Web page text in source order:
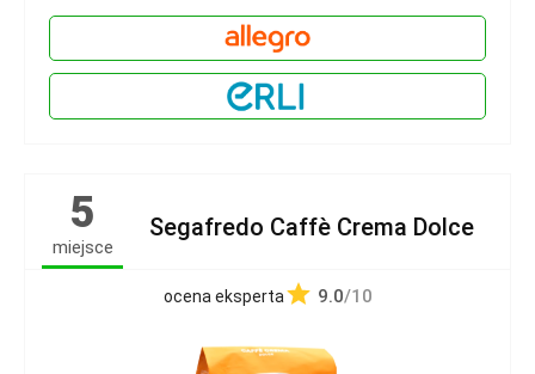
5
miejsce
Segafredo Caffè Crema Dolce
ocena eksperta 9.0/10